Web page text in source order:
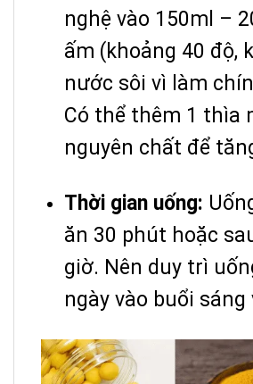
nghệ vào 150ml –
ấm (khoảng 40 độ,
nước sôi vì làm
Có thể thêm 1 thìa
nguyên chất để
Thời gian uống:
ăn 30 phút hoặc
giờ. Nên duy trì
ngày vào buổi sáng